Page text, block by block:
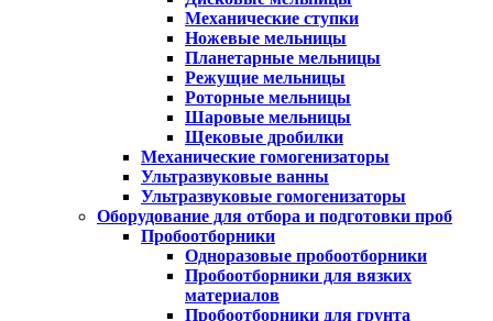
Механические ступки
Ножевые мельницы
Планетарные мельницы
Режущие мельницы
Роторные мельницы
Шаровые мельницы
Щековые дробилки
Механические гомогенизаторы
Ультразвуковые ванны
Ультразвуковые гомогенизаторы
Оборудование для отбора и подготовки проб
Пробоотборники
Одноразовые пробоотборники
Пробоотборники для вязких
материалов
Пробоотборники для грунта